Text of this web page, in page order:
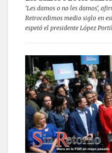
‘Les damos o no les damos’,
Retrocedimos medio siglo en
espetó el presidente López